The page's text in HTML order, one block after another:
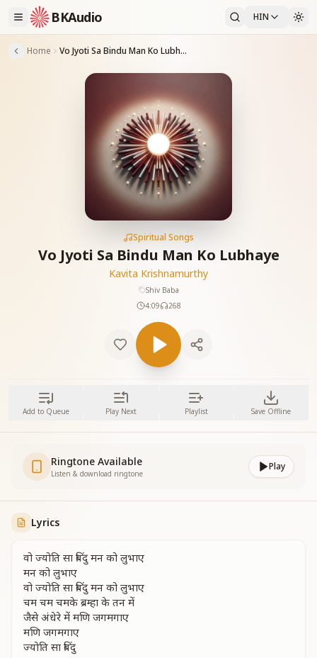
BKAudio HIN
Home Vo Jyoti Sa Bindu Man Ko Lubhaye
Spiritual Songs
Vo Jyoti Sa Bindu Man Ko Lubhaye
Kavita Krishnamurthy
Shiv Baba
4:09
268
Add to Queue Play Next Playlist Save Offline
Ringtone Available
Listen & download ringtone
Play
Lyrics
वो ज्योति सा बिंदु मन को लुभाए
मन को लुभाए
वो ज्योति सा बिंदु मन को लुभाए
चम चम चमके ब्रम्हा के तन में
जैसे अंधेरे में मणि जगमगाए
मणि जगमगाए
ज्योति सा बिंदु